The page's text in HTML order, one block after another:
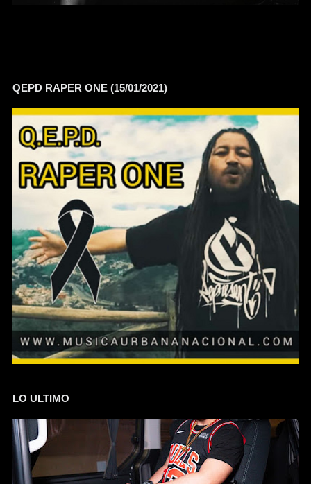
QEPD RAPER ONE (15/01/2021)
LO ULTIMO